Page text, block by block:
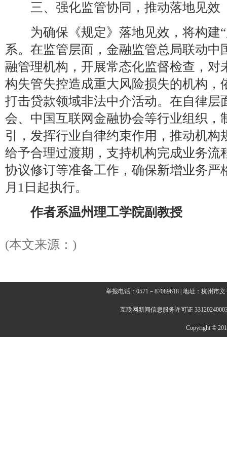
三、强化监管协同，推动落地见效
为确保《规定》落地见效，将构建“
系。在监管层面，金融监管总局联动中
融管理机构，开展常态化监督检查，对
构失管失控造成重大风险损失的机构，
打击贷款领域非法中介活动。在自律层
会、中国互联网金融协会等行业组织，
引，发挥行业自律约束作用，推动机构
给予合理过渡期，支持机构完成业务流
协议修订等准备工作，确保新增业务严
月1日起执行。
作者系温州理工学院副教授
(本文来源：)
举报电话：0571－87089618 | 地址：杭州市
互联网新闻信息服务许可证
Copyright ©